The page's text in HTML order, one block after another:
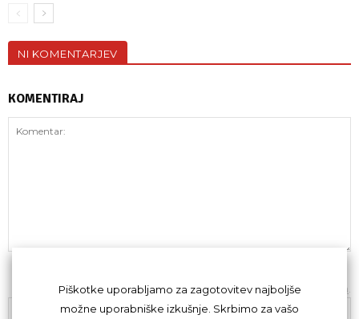
NI KOMENTARJEV
KOMENTIRAJ
Z oddajo komentarja se strinjaš skodeksom komentiranja.
Piškotke uporabljamo za zagotovitev najboljše
možne uporabniške izkušnje. Skrbimo za vašo